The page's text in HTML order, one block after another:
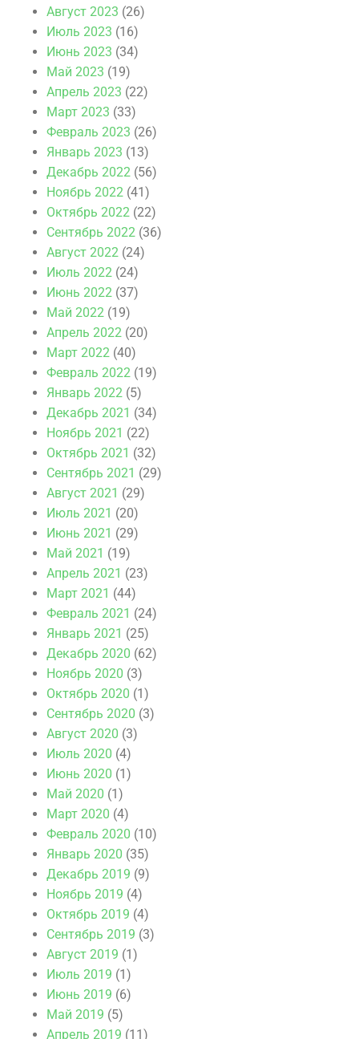
Август 2023 (26)
Июль 2023 (16)
Июнь 2023 (34)
Май 2023 (19)
Апрель 2023 (22)
Март 2023 (33)
Февраль 2023 (26)
Январь 2023 (13)
Декабрь 2022 (56)
Ноябрь 2022 (41)
Октябрь 2022 (22)
Сентябрь 2022 (36)
Август 2022 (24)
Июль 2022 (24)
Июнь 2022 (37)
Май 2022 (19)
Апрель 2022 (20)
Март 2022 (40)
Февраль 2022 (19)
Январь 2022 (5)
Декабрь 2021 (34)
Ноябрь 2021 (22)
Октябрь 2021 (32)
Сентябрь 2021 (29)
Август 2021 (29)
Июль 2021 (20)
Июнь 2021 (29)
Май 2021 (19)
Апрель 2021 (23)
Март 2021 (44)
Февраль 2021 (24)
Январь 2021 (25)
Декабрь 2020 (62)
Ноябрь 2020 (3)
Октябрь 2020 (1)
Сентябрь 2020 (3)
Август 2020 (3)
Июль 2020 (4)
Июнь 2020 (1)
Май 2020 (1)
Март 2020 (4)
Февраль 2020 (10)
Январь 2020 (35)
Декабрь 2019 (9)
Ноябрь 2019 (4)
Октябрь 2019 (4)
Сентябрь 2019 (3)
Август 2019 (1)
Июль 2019 (1)
Июнь 2019 (6)
Май 2019 (5)
Апрель 2019 (11)